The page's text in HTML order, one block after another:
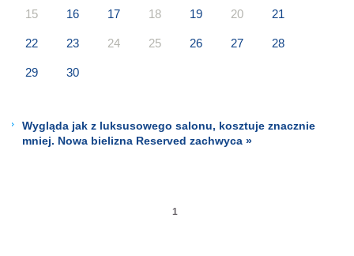
15 16 17 18 19 20 21
22 23 24 25 26 27 28
29 30
Wygląda jak z luksusowego salonu, kosztuje znacznie
mniej. Nowa bielizna Reserved zachwyca »
1